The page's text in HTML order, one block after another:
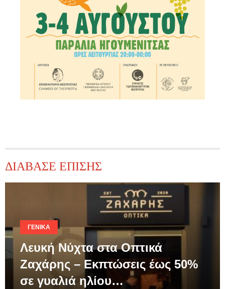
ΔΙΑΒΑΣΕ ΕΠΙΣΗΣ
ΓΕΝΙΚΆ
Λευκή Νύχτα στα Οπτικά
Ζαχάρης – Εκπτώσεις έως 50%
σε γυαλιά ηλίου…